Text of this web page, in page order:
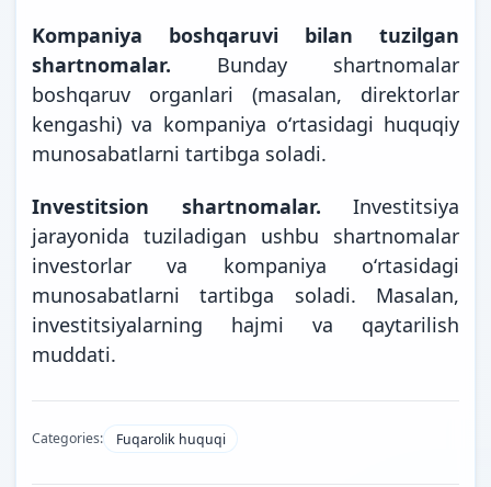
Kompaniya boshqaruvi bilan tuzilgan
shartnomalar. Bunday shartnomalar
boshqaruv organlari (masalan, direktorlar
kengashi) va kompaniya oʻrtasidagi huquqiy
munosabatlarni tartibga soladi.
Investitsion shartnomalar. Investitsiya
jarayonida tuziladigan ushbu shartnomalar
investorlar va kompaniya oʻrtasidagi
munosabatlarni tartibga soladi. Masalan,
investitsiyalarning hajmi va qaytarilish
muddati.
Categories: Fuqarolik huquqi